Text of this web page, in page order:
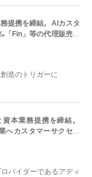
提携を締結。AIカスタ
「Fin」等の代理販売な
へ直結」させるBPaaS
造のトリガーに
本業務提携を締結。
へカスタマーサクセス
バイダーであるアディ